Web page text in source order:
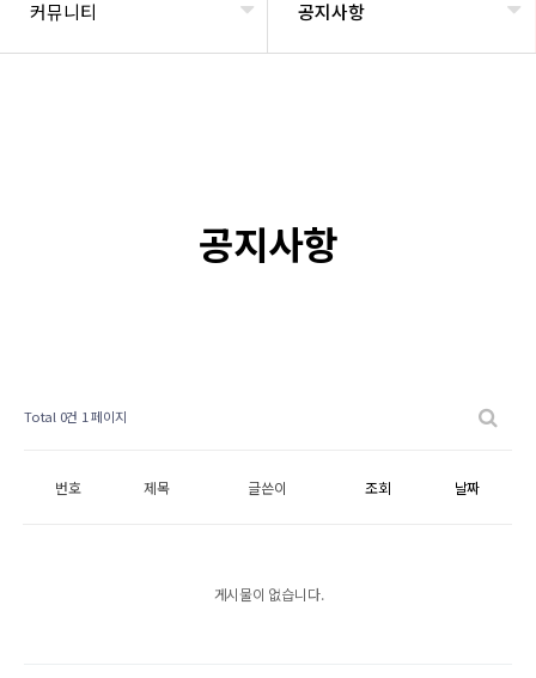
커뮤니티 공지사항
공지사항
Total 0건 1 페이지
번호 제목 글쓴이 조회 날짜
게시물이 없습니다.